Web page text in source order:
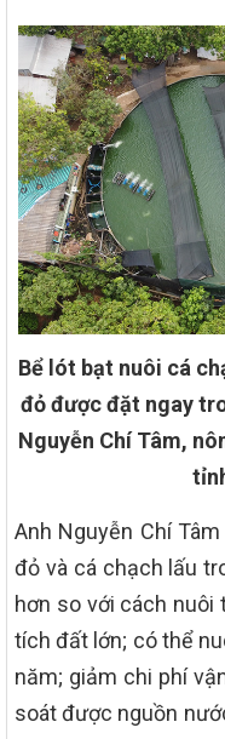
Bể lót bạt nuôi cá
đỏ được đặt ngay
Nguyễn Chí Tâm,
Anh Nguyễn Chí
đỏ và cá chạch lấu
hơn so với cách nuôi
tích đất lớn; có thể
năm; giảm chi phí
soát được nguồn